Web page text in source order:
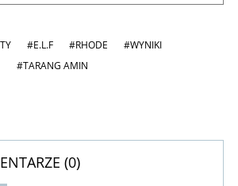
#E.L.F #RHODE
#WYNIKI
#TARANG AMIN
(0)